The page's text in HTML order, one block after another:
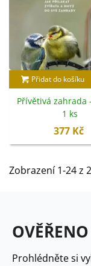
Přidat do košíku
Přívětivá zahrada
1 ks
377 Kč
Zobrazení 1-24 z
Prohlédněte si